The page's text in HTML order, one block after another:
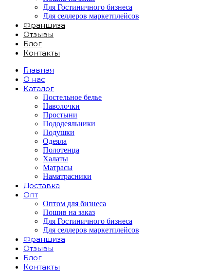
Для Гостиничного бизнеса
Для селлеров маркетплейсов
Франшиза
Отзывы
Блог
Контакты
Главная
О нас
Каталог
Постельное белье
Наволочки
Простыни
Пододеяльники
Подушки
Одеяла
Полотенца
Халаты
Матрасы
Наматрасники
Доставка
Опт
Оптом для бизнеса
Пошив на заказ
Для Гостиничного бизнеса
Для селлеров маркетплейсов
Франшиза
Отзывы
Блог
Контакты